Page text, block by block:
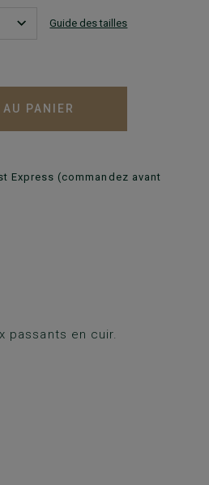
Guide des tailles
PANIER
Express (commandez avant
passants en cuir.